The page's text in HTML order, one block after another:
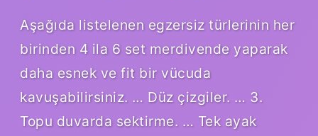
Aşağıda listelenen egzersiz türlerinin her
birinden 4 ila 6 set merdivende yaparak
daha esnek ve fit bir vücuda
kavuşabilirsiniz. … Düz çizgiler. … 3.
Topu duvarda sektirme. … Tek ayak